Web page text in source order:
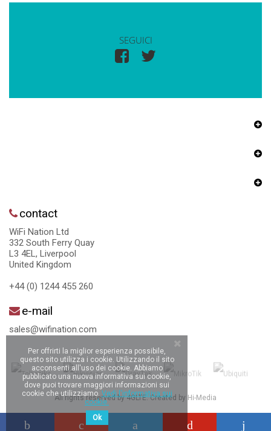
SEGUICI
contact
WiFi Nation Ltd
332 South Ferry Quay
L3 4EL, Liverpool
United Kingdom
+44 (0) 1244 455 260
e-mail
sales@wifination.com
All rights reserved by 4GLTE. Created by Hi-Media
Per offrirti la miglior esperienza possibile,
questo sito utilizza i cookie. Utilizzando il sito
acconsenti all'uso dei cookie. Abbiamo
pubblicato una nuova informativa sui cookie,
dove puoi trovare maggiori informazioni sui
cookie che utilizziamo. Vedi l'informativa sui
cookie.
Ok